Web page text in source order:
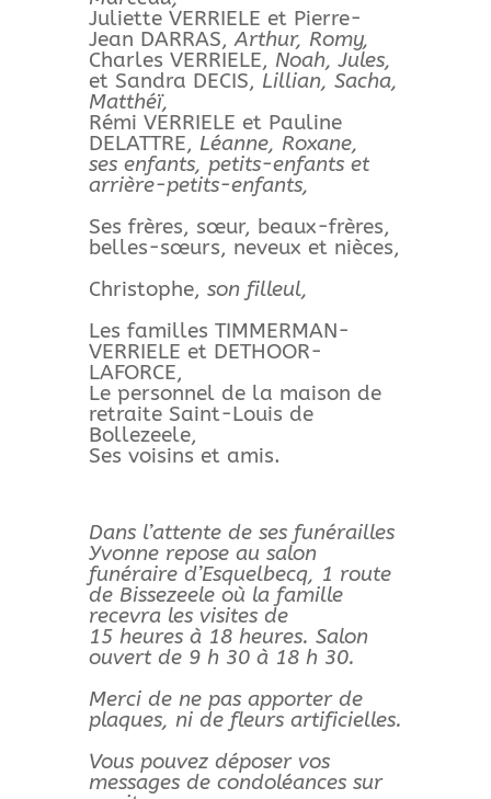
Juliette VERRIELE et Pierre-
Jean DARRAS,Arthur, Romy,
Charles VERRIELE, Noah, Jules,
et Sandra DECIS, Lillian, Sacha,
Matthéï,
Rémi VERRIELE et Pauline
DELATTRE, Léanne, Roxane,
ses enfants, petits-enfants et
arrière-petits-enfants,
Ses frères, sœur, beaux-frères,
belles-sœurs, neveux et nièces,
Christophe, son filleul,
Les familles TIMMERMAN-
VERRIELE et DETHOOR-
LAFORCE,
Le personnel de la maison de
retraite Saint-Louis de
Bollezeele,
Ses voisins et amis.
Dans l’attente de ses funérailles
Yvonne repose au salon
funéraire d’Esquelbecq, 1 route
de Bissezeele où la famille
recevra les visites de
15 heures à 18 heures. Salon
ouvert de 9 h 30 à 18 h 30.
Merci de ne pas apporter de
plaques, ni de fleurs artificielles.
Vous pouvez déposer vos
messages de condoléances sur